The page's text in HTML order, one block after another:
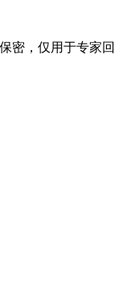
密，仅用于专家回